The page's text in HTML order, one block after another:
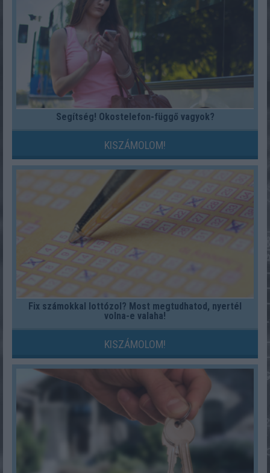
Segítség! Okostelefon-függő vagyok?
KISZÁMOLOM!
Fix számokkal lottózol? Most megtudhatod, nyertél
volna-e valaha!
KISZÁMOLOM!